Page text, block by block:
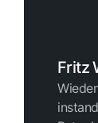
Fritz